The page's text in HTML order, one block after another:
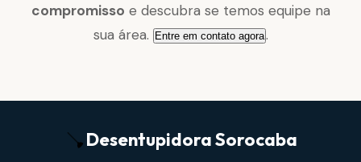
compromisso e descubra se temos equipe na
sua área. Entre em contato agora.
DesentupidoraSorocaba